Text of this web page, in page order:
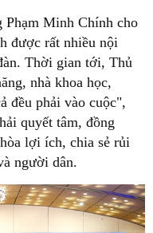
Phạm Minh Chính cho
được rất nhiều nội
Thời gian tới, Thủ
nhà khoa học,
đều phải vào cuộc",
quyết tâm, đồng
lợi ích, chia sẻ rủi
người dân.